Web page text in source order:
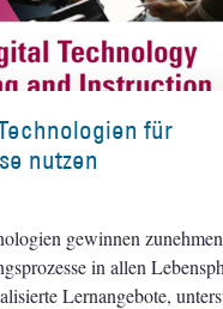
für
nutzen
gewinnen
in allen
Lernangebote,